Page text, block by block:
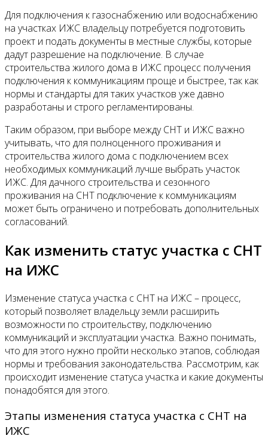
Для подключения к газоснабжению или водоснабжению
на участках ИЖС владельцу потребуется подготовить
проект и подать документы в местные службы, которые
дадут разрешение на подключение. В случае
строительства жилого дома в ИЖС процесс получения
подключения к коммуникациям проще и быстрее, так как
нормы и стандарты для таких участков уже давно
разработаны и строго регламентированы.
Таким образом, при выборе между СНТ и ИЖС важно
учитывать, что для полноценного проживания и
строительства жилого дома с подключением всех
необходимых коммуникаций лучше выбрать участок
ИЖС. Для дачного строительства и сезонного
проживания на СНТ подключение к коммуникациям
может быть ограничено и потребовать дополнительных
согласований.
Как изменить статус участка с СНТ
на ИЖС
Изменение статуса участка с СНТ на ИЖС – процесс,
который позволяет владельцу земли расширить
возможности по строительству, подключению
коммуникаций и эксплуатации участка. Важно понимать,
что для этого нужно пройти несколько этапов, соблюдая
нормы и требования законодательства. Рассмотрим, как
происходит изменение статуса участка и какие документы
понадобятся для этого.
Этапы изменения статуса участка с СНТ на
ИЖС